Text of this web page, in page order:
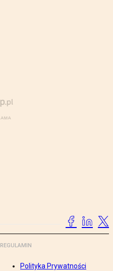
REGULAMIN
Polityka Prywatności